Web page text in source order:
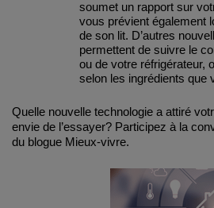
soumet un rapport sur
vous prévient également
de son lit. D’autres
permettent de suivre le
ou de votre réfrigérateur,
selon les ingrédients que
Quelle nouvelle technologie a attiré
envie de l’essayer? Participez à la
du blogue Mieux-vivre.